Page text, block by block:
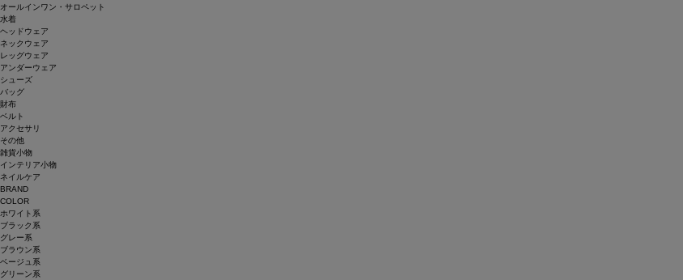
オールインワン・サロペット
水着
ヘッドウェア
ネックウェア
レッグウェア
アンダーウェア
シューズ
バッグ
財布
ベルト
アクセサリ
その他
雑貨小物
インテリア小物
ネイルケア
BRAND
COLOR
ホワイト系
ブラック系
グレー系
ブラウン系
ベージュ系
グリーン系